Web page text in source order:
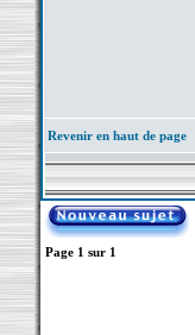
Revenir en haut de page
Page 1 sur 1